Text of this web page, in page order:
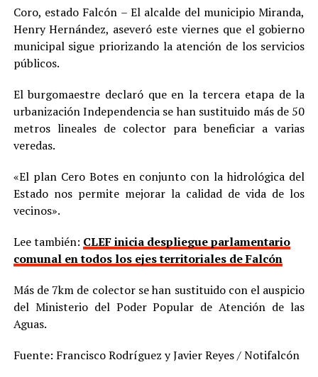
Coro, estado Falcón – El alcalde del municipio Miranda,
Henry Hernández, aseveró este viernes que el gobierno
municipal sigue priorizando la atención de los servicios
públicos.
El burgomaestre declaró que en la tercera etapa de la
urbanización Independencia se han sustituido más de 50
metros lineales de colector para beneficiar a varias
veredas.
«El plan Cero Botes en conjunto con la hidrológica del
Estado nos permite mejorar la calidad de vida de los
vecinos».
Lee también: CLEF inicia despliegue parlamentario
comunal en todos los ejes territoriales de Falcón
Más de 7km de colector se han sustituido con el auspicio
del Ministerio del Poder Popular de Atención de las
Aguas.
Fuente: Francisco Rodríguez y Javier Reyes / Notifalcón